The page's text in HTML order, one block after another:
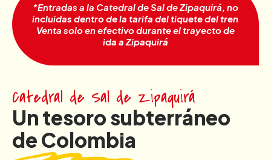
*Entradas a la Catedral de Sal de Zipaquirá, no
incluidas dentro de la tarifa del tiquete del tren
Venta solo en efectivo durante el trayecto de
ida a Zipaquirá
Catedral de Sal de Zipaquirá
Un tesoro subterráneo
de Colombia